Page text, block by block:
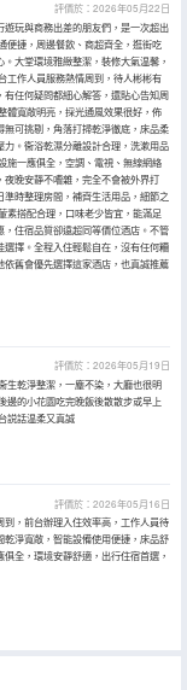
評價於：2026年05月22日
玩與商務出差的朋友們，是一次超出
便捷，周邊餐飲、商超齊全，逛街吃
大堂環境雅緻整潔，裝修大氣温馨，
工作人員服務熱情周到，待人彬彬有
任何疑問都細心解答，還貼心告知周
體寬敞明亮，採光通風效果很好，佈
可挑剔，角落打掃乾淨徹底，床品柔
。衞浴乾濕分離設計合理，洗漱用品
施一應俱全，空調、電視、無線網絡
晚安靜不嘈雜，完全不會被外界打
時整理房間，補齊生活用品，細節之
素搭配合理，口味老少皆宜，能滿足
住宿品質卻遠超同等價位酒店。不管
擇。全程入住輕鬆自在，沒有任何糟
舊會優先選擇這家酒店，也真誠推薦
評價於：2026年05月19日
生乾淨整潔，一塵不染，大廳也很明
邊的小花園吃完晚飯後散散步或早上
説話温柔又真誠
評價於：2026年05月16日
，前台辦理入住效率高，工作人員待
淨寬敞，智能設備使用便捷，床品舒
全，環境安靜舒適，出行住宿首選，